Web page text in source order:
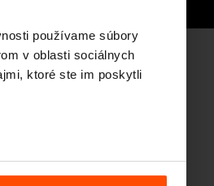
používame súbory
v oblasti sociálnych
ktoré ste im poskytli